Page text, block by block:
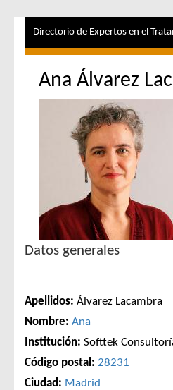
Directorio de Expertos en el
Ana Álvarez
Datos generales
Apellidos: Álvarez Lacambra
Nombre: Ana
Institución: Softtek
Código postal: 28231
Ciudad: Madrid